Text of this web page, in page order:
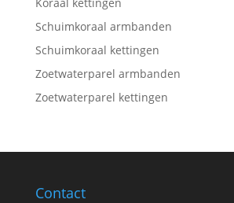
Schuimkoraal armbanden
Schuimkoraal kettingen
Zoetwaterparel armbanden
Zoetwaterparel kettingen
Contact